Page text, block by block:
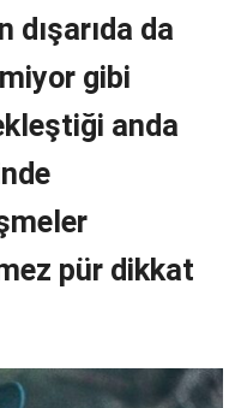
dışarıda da
gibi
anda
pür dikkat